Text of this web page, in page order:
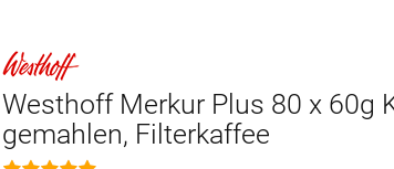
Westhoff Merkur Plus 80 x 60g
gemahlen, Filterkaffee